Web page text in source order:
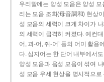
우리말에는 양성 모음은 양성
리는 모음 조화(母音調和) 현상
성 모음의 세력이 크게 차이가
의 세력이 급격히 커졌다. 예컨대
어, 괴-어, 쥐-어’ 등의 어미 활용
다. 심지어는 한 단어 내부에서
양성 모음과 음성 모음이 섞여
성 모음 우세 현상을 명시적으로